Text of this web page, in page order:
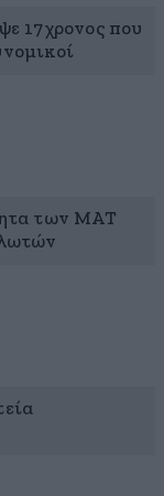
17χρονος που
των ΜΑΤ